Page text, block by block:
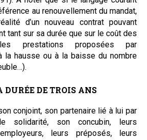
au renouvellement du mandat,
d’un nouveau contrat pouvant
tant sur sa durée que sur le coût des
prestations proposées par
la hausse ou à la baisse du nombre
DE TROIS ANS
conjoint, son partenaire lié à lui par
solidarité, son concubin, leurs
leurs préposés, leurs